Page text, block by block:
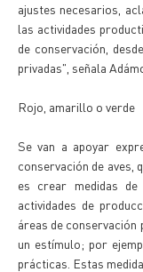
ajustes necesarios,
las actividades
de conservación,
privadas", señala
Rojo, amarillo o verde
Se van a apoyar
conservación de aves,
es crear medidas
actividades de
áreas de conservación
un estímulo; por
prácticas. Estas